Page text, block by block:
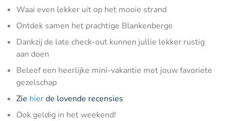
Waai even lekker uit op het mooie strand
Ontdek samen het prachtige Blankenberge
Dankzij de late check-out kunnen jullie lekker rustig
aan doen
Beleef een heerlijke mini-vakantie met jouw favoriete
gezelschap
Zie hierde lovende recensies
Ook geldig in het weekend!